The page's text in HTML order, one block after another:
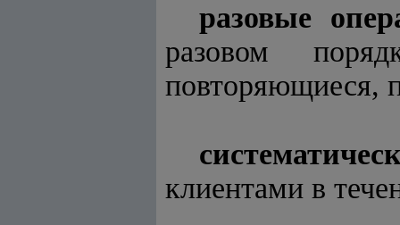
разовые
разовом
повторяющиеся,
клиентами в